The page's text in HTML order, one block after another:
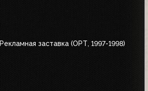
Рекламная заставка (ОРТ, 1997-1998)